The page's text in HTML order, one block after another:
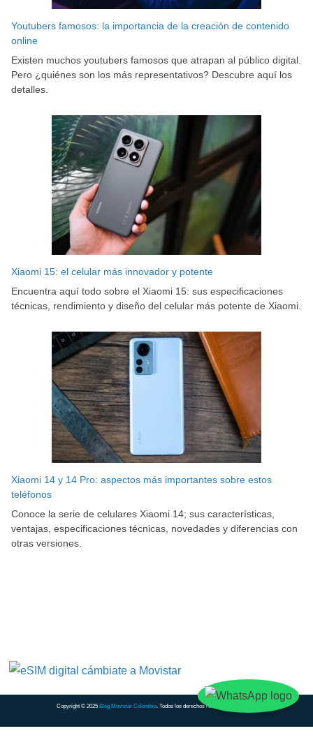
Youtubers famosos: la importancia de la creación de contenido
online
Existen muchos youtubers famosos que atrapan al público digital.
Pero ¿quiénes son los más representativos? Descubre aquí los
detalles.
Xiaomi 15: el celular más innovador y potente
Encuentra aquí todo sobre el Xiaomi 15: sus especificaciones
técnicas, rendimiento y diseño del celular más potente de Xiaomi.
Xiaomi 14 y 14 Pro: aspectos más importantes sobre estos
teléfonos
Conoce la serie de celulares Xiaomi 14; sus características,
ventajas, especificaciones técnicas, novedades y diferencias con
otras versiones.
Copyright © 2025 Blog Movistar Colombia. Todos los derechos reservados.